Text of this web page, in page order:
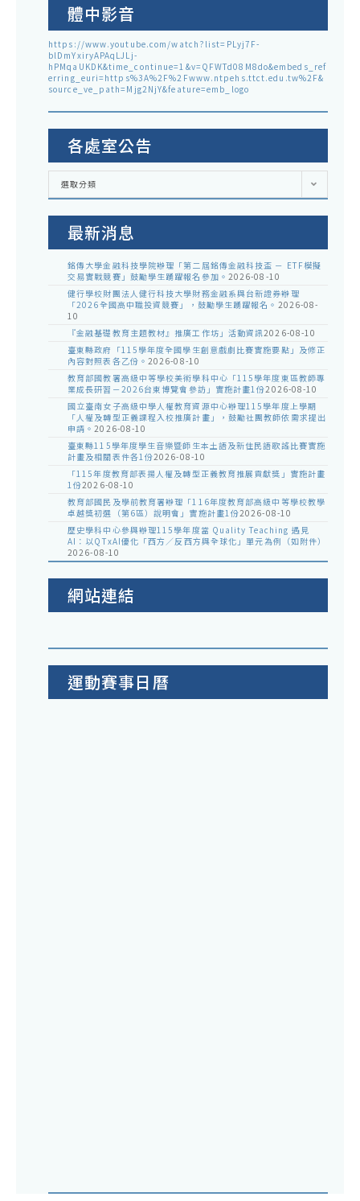
體中影音
https://www.youtube.com/watch?list=PLyj7F-
blDmYxiryAPAqLJLj-
hPMqaUKDK&time_continue=1&v=QFWTd08M8do&embeds_ref
erring_euri=https%3A%2F%2Fwww.ntpehs.ttct.edu.tw%2F&
source_ve_path=Mjg2NjY&feature=emb_logo
各處室公告
各
室
告
選取分類
最新消息
銘傳大學金融科技學院辦理「第二屆銘傳金融科技盃 － ETF模擬
交易實戰競賽」鼓勵學生踴躍報名參加。 2026-08-10
健行學校財團法人健行科技大學財務金融系與台新證券辦理
「2026全國高中職投資競賽」，鼓勵學生踴躍報名。 2026-08-
10
『金融基礎教育主題教材』推廣工作坊」活動資訊2026-08-10
臺東縣政府「115學年度全國學生創意戲劇比賽實施要點」及修正
內容對照表各乙份。 2026-08-10
教育部國教署高級中等學校美術學科中心「115學年度東區教師專
業成長研習－2026台東博覽會參訪」實施計畫1份2026-08-10
國立臺南女子高級中學人權教育資源中心辦理115學年度上學期
「人權及轉型正義課程入校推廣計畫」，鼓勵社團教師依需求提出
申請。2026-08-10
臺東縣115學年度學生音樂暨師生本土語及新住民語歌謠比賽實施
計畫及相關表件各1份2026-08-10
「115年度教育部表揚人權及轉型正義教育推展貢獻獎」實施計畫
1份2026-08-10
教育部國民及學前教育署辦理「116年度教育部高級中等學校教學
卓越獎初選（第6區）說明會」實施計畫1份2026-08-10
歷史學科中心參與辦理115學年度當 Quality Teaching 遇見
AI：以QTxAI優化「西方／反西方與全球化」單元為例（如附件）
2026-08-10
網站連結
運動賽事日曆